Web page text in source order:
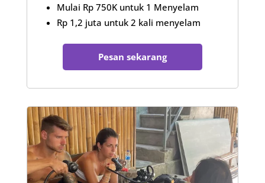
Mulai Rp 750K untuk 1 Menyelam
Rp 1,2 juta untuk 2 kali menyelam
Pesan sekarang